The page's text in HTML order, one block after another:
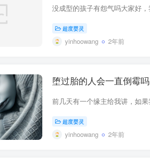
超度婴灵
yinhoowang 2年前
堕过胎的人会一直倒霉吗
超度婴灵
yinhoowang 2年前